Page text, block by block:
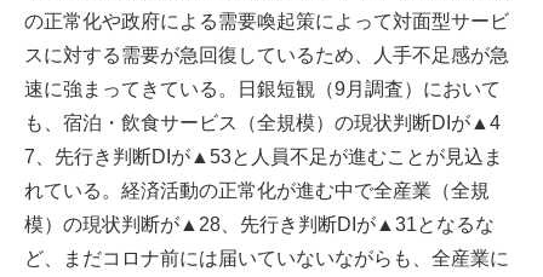
の正常化や政府による需要喚起策によって対面型サービ
スに対する需要が急回復しているため、人手不足感が急
速に強まってきている。日銀短観（9月調査）において
も、宿泊・飲食サービス（全規模）の現状判断DIが▲4
7、先行き判断DIが▲53と人員不足が進むことが見込ま
れている。経済活動の正常化が進む中で全産業（全規
模）の現状判断が▲28、先行き判断DIが▲31となるな
ど、まだコロナ前には届いていないながらも、全産業に